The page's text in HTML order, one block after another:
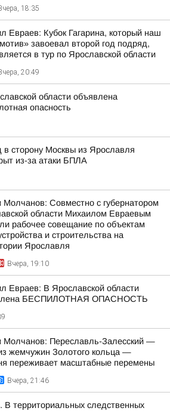
18:35
Евраев: Кубок Гагарина, который наш
завоевал второй год подряд,
в тур по Ярославской области
20:49
области объявлена
опасность
в сторону Москвы из Ярославля
из-за атаки БПЛА
Молчанов: Совместно с губернатором
области Михаилом Евраевым
рабочее совещание по объектам
и строительства на
Ярославля
Вчера, 19:10
Евраев: В Ярославской области
БЕСПИЛОТНАЯ ОПАСНОСТЬ
Молчанов: Переславль-Залесский —
жемчужин Золотого кольца —
переживает масштабные перемены
Вчера, 21:46
В территориальных следственных